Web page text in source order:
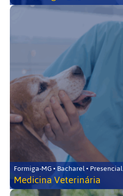
Formiga-MG • Bacharel • Presencial
Medicina Veterinária